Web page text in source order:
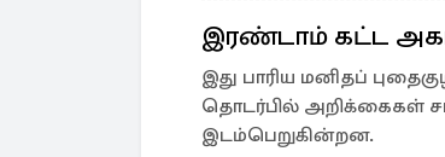
இரண்டாம் கட்ட
இது பாரிய மனிதப்
தொடர்பில் அறிக்கைகள்
இடம்பெறுகின்றன.